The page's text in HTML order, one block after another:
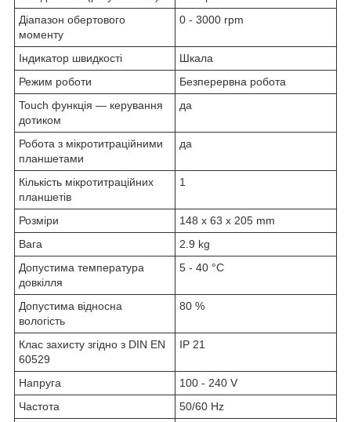
Діапазон обертового
моменту
0 - 3000 rpm
Індикатор швидкості
Шкала
Режим роботи
Безперервна робота
Touch функція — керування
дотиком
да
Робота з мікротитраційними
планшетами
да
Кількість мікротитраційних
планшетів
1
Розміри
148 x 63 x 205 mm
Вага
2.9 kg
Допустима температура
довкілля
5 - 40 °C
Допустима відносна
вологість
80 %
Клас захисту згідно з DIN EN
60529
IP 21
Напруга
100 - 240 V
Частота
50/60 Hz